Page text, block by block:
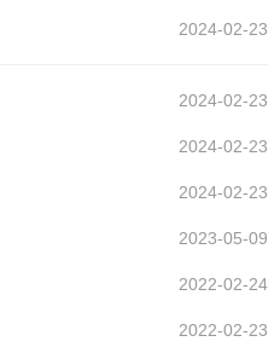
2024-02-23
2024-02-23
2024-02-23
2024-02-23
2023-05-09
2022-02-24
2022-02-23